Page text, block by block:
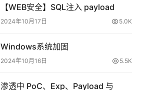
【WEB安全】SQL注入 payload
2024年10月17日 5.0K
Windows系统加固
2024年10月16日 5.5K
渗透中 PoC、Exp、Payload 与